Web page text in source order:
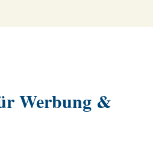
Werbung &